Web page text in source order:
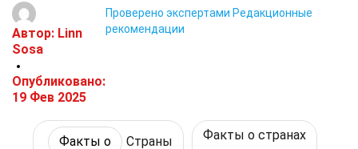
Автор: Linn
Sosa
Опубликовано:
19 Фев 2025
Проверено экспертами Редакционные
рекомендации
Факты о Страны Факты о странах